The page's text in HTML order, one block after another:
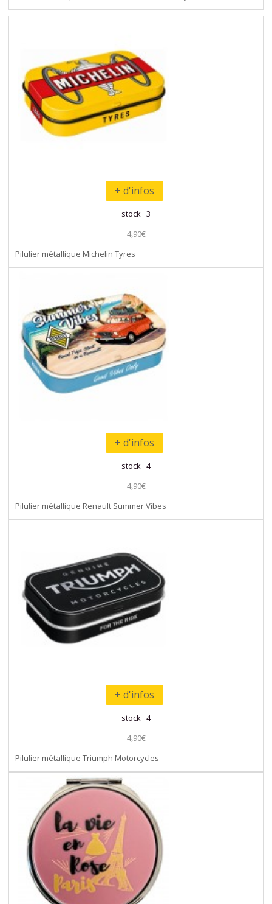
+ d'infos
stock 3
4,90€
Pilulier métallique Michelin Tyres
+ d'infos
stock 4
4,90€
Pilulier métallique Renault Summer Vibes
+ d'infos
stock 4
4,90€
Pilulier métallique Triumph Motorcycles